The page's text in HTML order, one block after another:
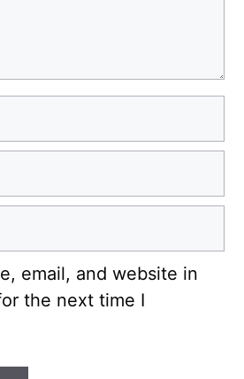
email, and website in
the next time I